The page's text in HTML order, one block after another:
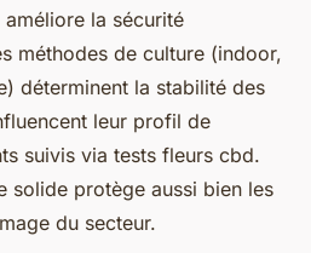
la sécurité
méthodes de culture (indoor,
déterminent la stabilité des
leur profil de
suivis via tests fleurs cbd.
solide protège aussi bien les
du secteur.